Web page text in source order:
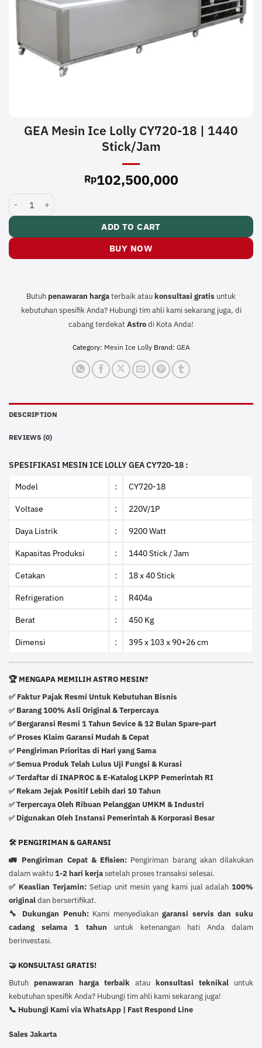
GEA Mesin Ice Lolly CY720-18 | 1440
Stick/Jam
Rp102,500,000
GEA Mesin Ice Lolly CY720-18 | 1440 Stick/Jam quantity
ADD TO CART
BUY NOW
Butuh penawaran hargaterbaik atau konsultasi gratis untuk
kebutuhan spesifik Anda? Hubungi tim ahli kami sekarang juga, di
cabang terdekat Astrodi Kota Anda!
Category: Mesin Ice Lolly Brand: GEA
DESCRIPTION
REVIEWS (0)
SPESIFIKASI MESIN ICE LOLLY GEA CY720-18 :
Model : CY720-18
Voltase : 220V/1P
Daya Listrik : 9200 Watt
Kapasitas Produksi : 1440 Stick / Jam
Cetakan : 18 x 40 Stick
Refrigeration : R404a
Berat : 450 Kg
Dimensi : 395 x 103 x 90+26 cm
🏆 MENGAPA MEMILIH ASTRO MESIN?
✅ Faktur Pajak Resmi Untuk Kebutuhan Bisnis
✅ Barang 100% Asli Original & Terpercaya
✅ Bergaransi Resmi 1 Tahun Sevice & 12 Bulan Spare-part
✅ Proses Klaim Garansi Mudah & Cepat
✅ Pengiriman Prioritas di Hari yang Sama
✅Semua Produk Telah Lulus Uji Fungsi & Kurasi
✅Terdaftar di INAPROC & E-Katalog LKPP Pemerintah RI
✅ Rekam Jejak Positif Lebih dari 10 Tahun
✅Terpercaya Oleh Ribuan Pelanggan UMKM & Industri
✅ Digunakan Oleh Instansi Pemerintah & Korporasi Besar
🛠️ PENGIRIMAN & GARANSI
🚛 Pengiriman Cepat & Efisien: Pengiriman barang akan dilakukan
dalam waktu1-2 hari kerjasetelah proses transaksi selesai.
✅ Keaslian Terjamin: Setiap unit mesin yang kami jual adalah100%
originaldan bersertifikat.
🔧 Dukungan Penuh:Kami menyediakangaransi servis dan suku
cadang selama 1 tahun untuk ketenangan hati Anda dalam
berinvestasi.
🤝 KONSULTASI GRATIS!
Butuh penawaran harga terbaik atau konsultasi teknikal untuk
kebutuhan spesifik Anda? Hubungi tim ahli kami sekarang juga!
📞 Hubungi Kami via WhatsApp | Fast Respond Line
Sales Jakarta